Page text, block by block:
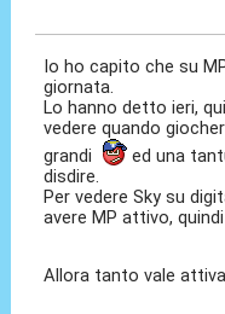
Io ho capito che su
giornata.
Lo hanno detto ieri,
vedere quando
grandi
ed una
disdire.
Per vedere Sky su
avere MP attivo,
Allora tanto vale